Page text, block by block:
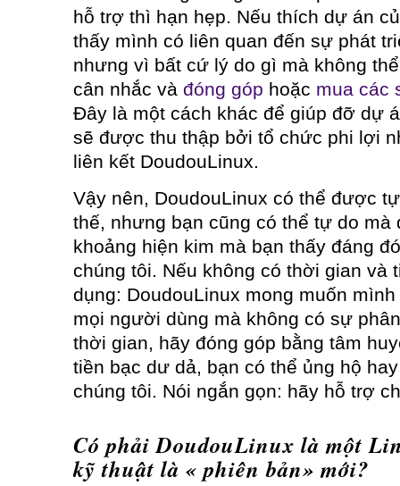
hỗ trợ thì hạn hẹp. Nếu thích dự án
thấy mình có liên quan đến sự phát
nhưng vì bất cứ lý do gì mà không
cân nhắc và đóng góp hoặc mua các
Đây là một cách khác để giúp đỡ dự
sẽ được thu thập bởi tổ chức phi lợi
liên kết DoudouLinux.
Vậy nên, DoudouLinux có thể được
thế, nhưng bạn cũng có thể tự do mà
khoảng hiện kim mà bạn thấy đáng
chúng tôi. Nếu không có thời gian và
dụng: DoudouLinux mong muốn
mọi người dùng mà không có sự
thời gian, hãy đóng góp bằng tâm
tiền bạc dư dả, bạn có thể ủng hộ
chúng tôi. Nói ngắn gọn: hãy hỗ trợ
Có phải DoudouLinux là một
kỹ thuật là « phiên bản» mới?